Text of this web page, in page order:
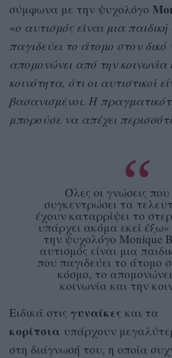
σύμφωνα με την ψυχολόγο
«ο αυτισμός είναι μια
παγιδεύει το άτομο στον δικό
απομονώνει από την κοινωνία
κοινότητα, ότι οι αυτιστικοί
βασανισμένοι. Η
μπορούσε να απέχει
Όλες οι γνώσεις
συγκεντρώσει τα
έχουν καταρρίψει το
υπάρχει ακόμα εκεί
την ψυχολόγο Monique
αυτισμός είναι μια
που παγιδεύει το άτομο
κόσμο, το
κοινωνία και την
Ειδικά στις γυναίκες και τα
κορίτσια υπάρχουν
στη διάγνωσή του, η οποία